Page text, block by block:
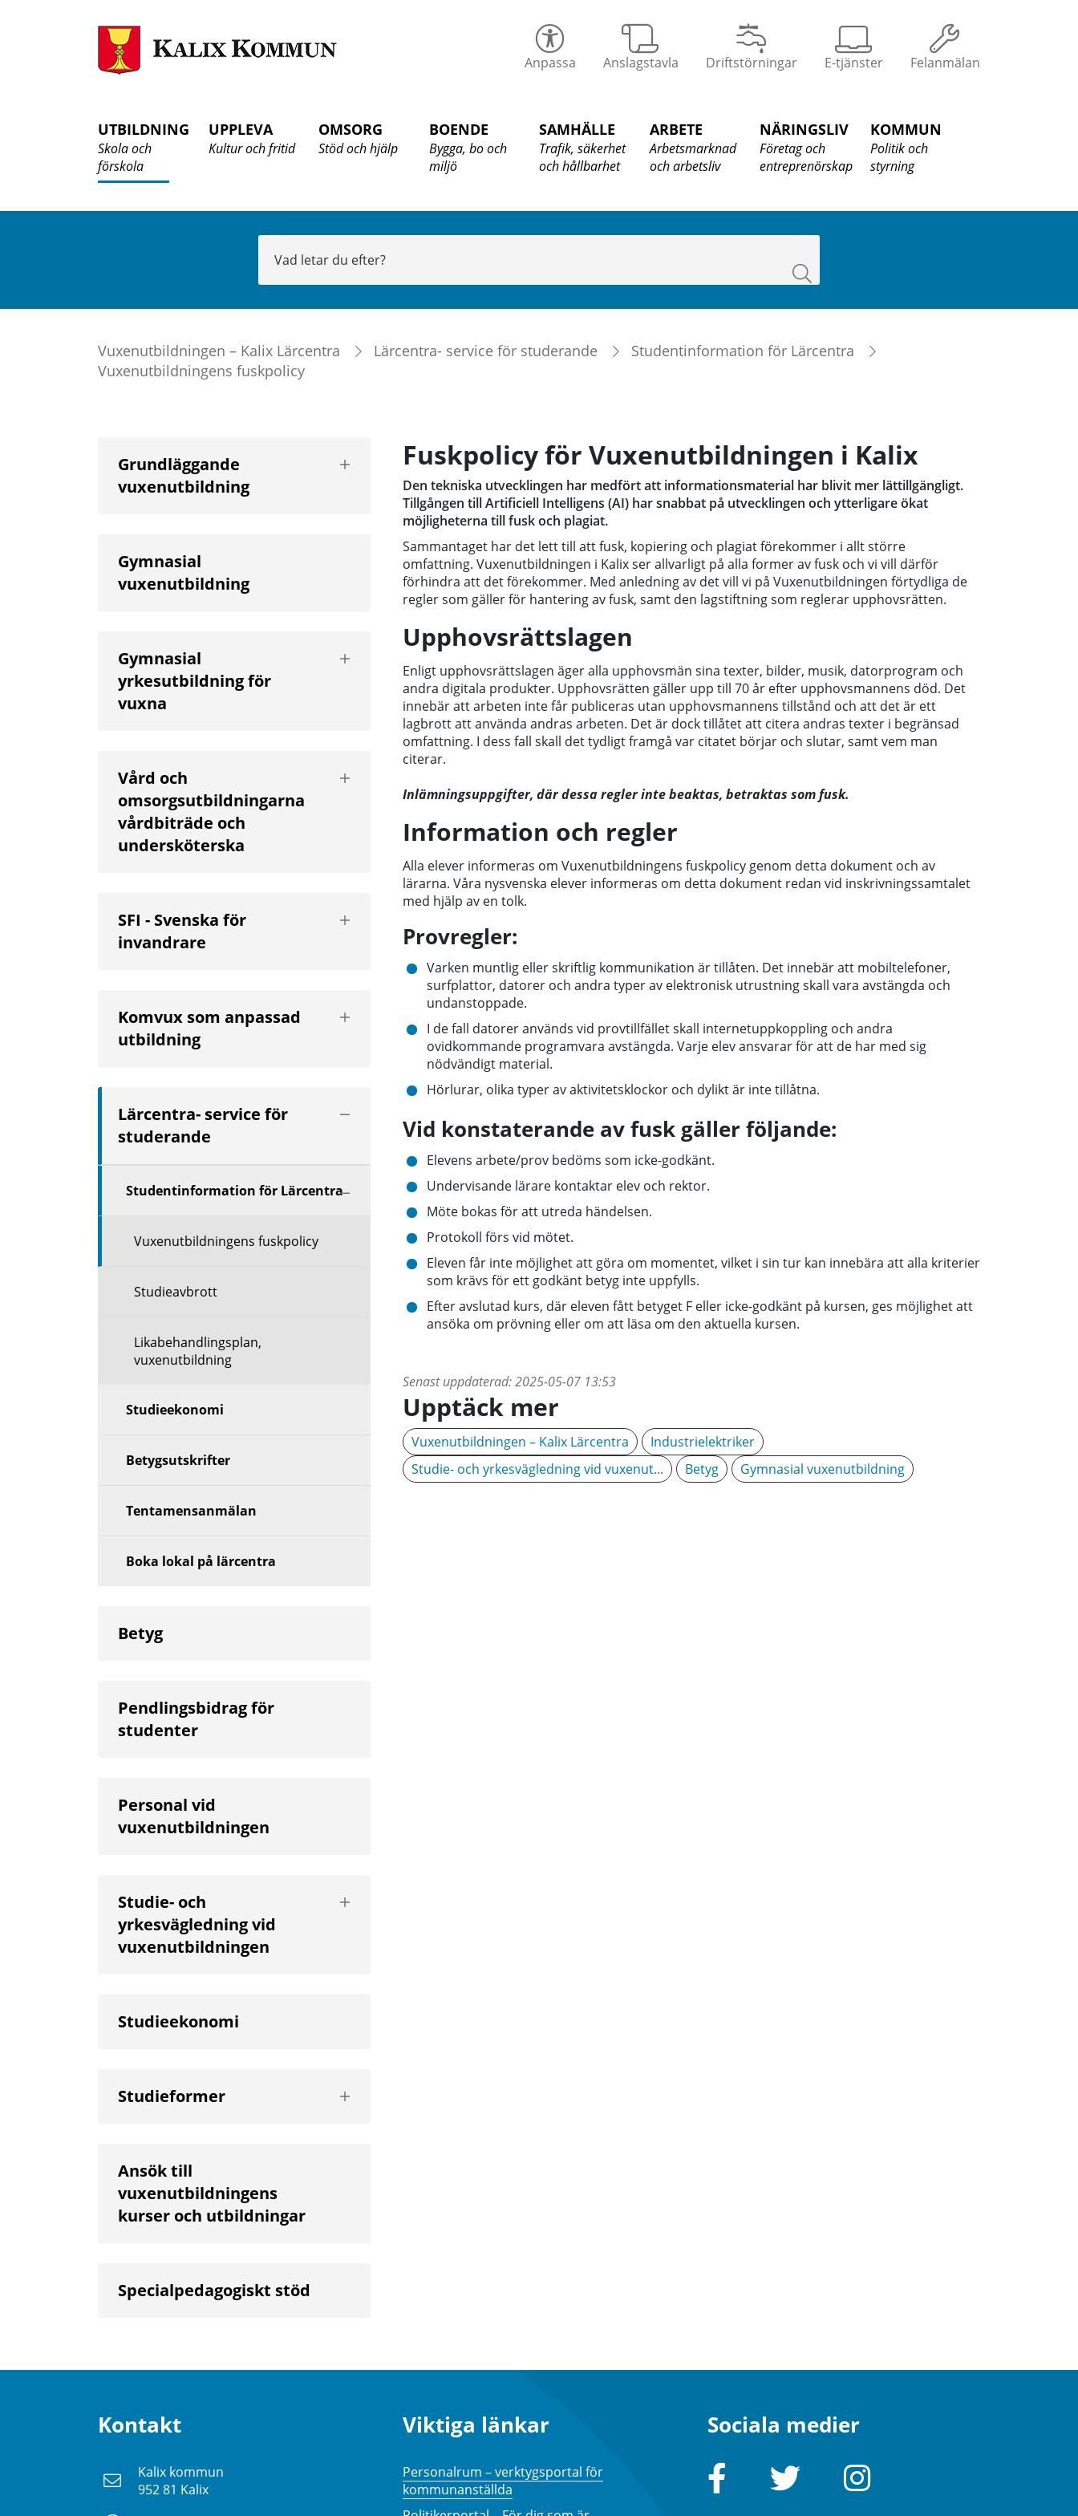
Anpassa Anslagstavla Driftstörningar E-tjänster Felanmälan
UTBILDNING
Skola och
förskola
UPPLEVA
Kultur och fritid
OMSORG
Stöd och hjälp
BOENDE
Bygga, bo och
miljö
SAMHÄLLE
Trafik, säkerhet
och hållbarhet
ARBETE
Arbetsmarknad
och arbetsliv
NÄRINGSLIV
Företag och
entreprenörskap
KOMMUN
Politik och
styrning
Sök
Vuxenutbildningen – Kalix Lärcentra Lärcentra- service för studerande
Studentinformation för Lärcentra
Vuxenutbildningens fuskpolicy
Fuskpolicy för Vuxenutbildningen i Kalix
Den tekniska utvecklingen har medfört att informationsmaterial har blivit mer lättillgängligt.
Tillgången till Artificiell Intelligens (AI) har snabbat på utvecklingen och ytterligare ökat
möjligheterna till fusk och plagiat.
Sammantaget har det lett till att fusk, kopiering och plagiat förekommer i allt större
omfattning. Vuxenutbildningen i Kalix ser allvarligt på alla former av fusk och vi vill därför
förhindra att det förekommer. Med anledning av det vill vi på Vuxenutbildningen förtydliga de
regler som gäller för hantering av fusk, samt den lagstiftning som reglerar upphovsrätten.
Upphovsrättslagen
Enligt upphovsrättslagen äger alla upphovsmän sina texter, bilder, musik, datorprogram och
andra digitala produkter. Upphovsrätten gäller upp till 70 år efter upphovsmannens död. Det
innebär att arbeten inte får publiceras utan upphovsmannens tillstånd och att det är ett
lagbrott att använda andras arbeten. Det är dock tillåtet att citera andras texter i begränsad
omfattning. I dess fall skall det tydligt framgå var citatet börjar och slutar, samt vem man
citerar.
Inlämningsuppgifter, där dessa regler inte beaktas, betraktas som fusk.
Information och regler
Alla elever informeras om Vuxenutbildningens fuskpolicy genom detta dokument och av
lärarna. Våra nysvenska elever informeras om detta dokument redan vid inskrivningssamtalet
med hjälp av en tolk.
Provregler:
Varken muntlig eller skriftlig kommunikation är tillåten. Det innebär att mobiltelefoner,
surfplattor, datorer och andra typer av elektronisk utrustning skall vara avstängda och
undanstoppade.
I de fall datorer används vid provtillfället skall internetuppkoppling och andra
ovidkommande programvara avstängda. Varje elev ansvarar för att de har med sig
nödvändigt material.
Hörlurar, olika typer av aktivitetsklockor och dylikt är inte tillåtna.
Vid konstaterande av fusk gäller följande:
Elevens arbete/prov bedöms som icke-godkänt.
Undervisande lärare kontaktar elev och rektor.
Möte bokas för att utreda händelsen.
Protokoll förs vid mötet.
Eleven får inte möjlighet att göra om momentet, vilket i sin tur kan innebära att alla kriterier
som krävs för ett godkänt betyg inte uppfylls.
Efter avslutad kurs, där eleven fått betyget F eller icke-godkänt på kursen, ges möjlighet att
ansöka om prövning eller om att läsa om den aktuella kursen.
Senast uppdaterad:2025-05-07 13:53
Upptäck mer
Vuxenutbildningen – Kalix Lärcentra
Industrielektriker
Studie- och yrkesvägledning vid vuxenut...
Betyg Gymnasial vuxenutbildning
Grundläggande
vuxenutbildning
Visa
nästa
Gymnasial
vuxenutbildning
Gymnasial
yrkesutbildning för
vuxna
Visa
nästa
Vård och
omsorgsutbildningarna
vårdbiträde och
undersköterska
Visa
nästa
SFI - Svenska för
invandrare
Visa
nästa
Komvux som anpassad
utbildning
Visa
nästa
Lärcentra- service för
studerande
Studentinformation för LärcentraVisa
Vuxenutbildningens fuskpolicy
Studieavbrott
Likabehandlingsplan,
vuxenutbildning
Studieekonomi
Betygsutskrifter
Tentamensanmälan
Boka lokal på lärcentra
Betyg
Pendlingsbidrag för
studenter
Personal vid
vuxenutbildningen
Studie- och
yrkesvägledning vid
vuxenutbildningen
Visa
nästa
Studieekonomi
Studieformer
Visa
nästa
Ansök till
vuxenutbildningens
kurser och utbildningar
Specialpedagogiskt stöd
Kontakt
Kalix kommun
952 81 Kalix
Viktiga länkar
Personalrum – verktygsportal för
kommunanställda
Sociala medier
Facebook Twitter Instagram